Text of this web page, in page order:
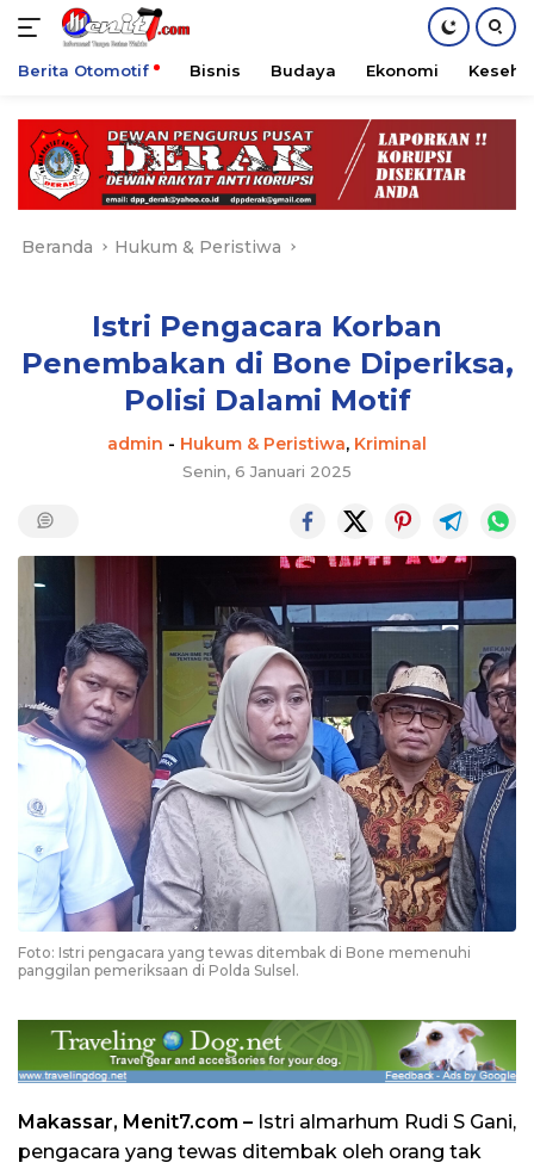
konten
Berita Otomotif Bisnis Budaya Ekonomi
Beranda Hukum & Peristiwa
Istri Pengacara Korban
Penembakan di Bone Diperiksa,
Polisi Dalami Motif
admin - Hukum & Peristiwa, Kriminal
Senin, 6 Januari 2025
Foto: Istri pengacara yang tewas ditembak di Bone memenuhi
panggilan pemeriksaan di Polda Sulsel.
Makassar, Menit7.com – Istri almarhum Rudi S Gani,
pengacara yang tewas ditembak oleh orang tak